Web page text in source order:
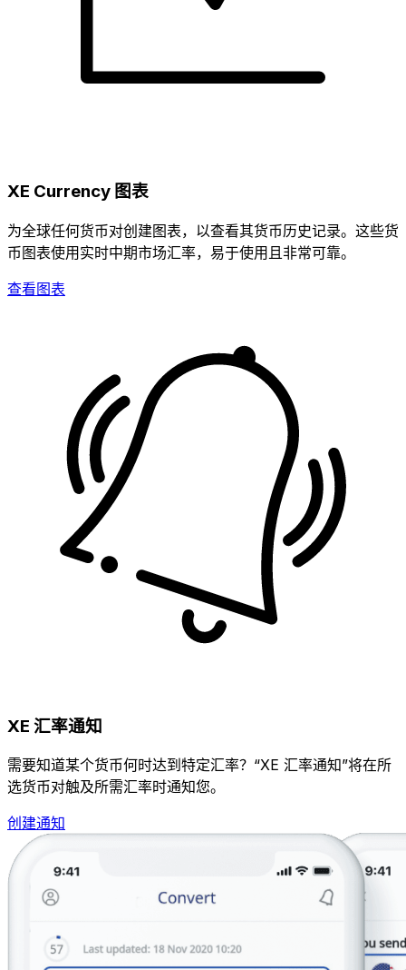
XE Currency 图表
为全球任何货币对创建图表，以查看其货币历史记录。这些货
币图表使用实时中期市场汇率，易于使用且非常可靠。
查看图表
XE 汇率通知
需要知道某个货币何时达到特定汇率？“XE 汇率通知”将在所
选货币对触及所需汇率时通知您。
创建通知